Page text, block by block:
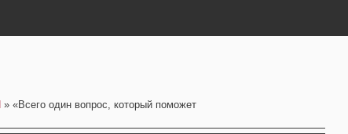
» «Всего один вопрос, который поможет